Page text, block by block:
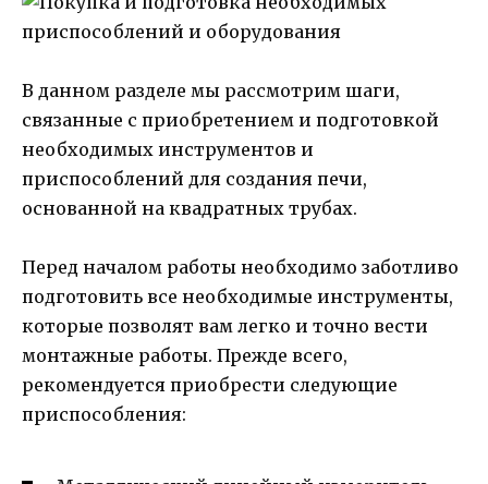
В данном разделе мы рассмотрим шаги,
связанные с приобретением и подготовкой
необходимых инструментов и
приспособлений для создания печи,
основанной на квадратных трубах.
Перед началом работы необходимо заботливо
подготовить все необходимые инструменты,
которые позволят вам легко и точно вести
монтажные работы. Прежде всего,
рекомендуется приобрести следующие
приспособления: